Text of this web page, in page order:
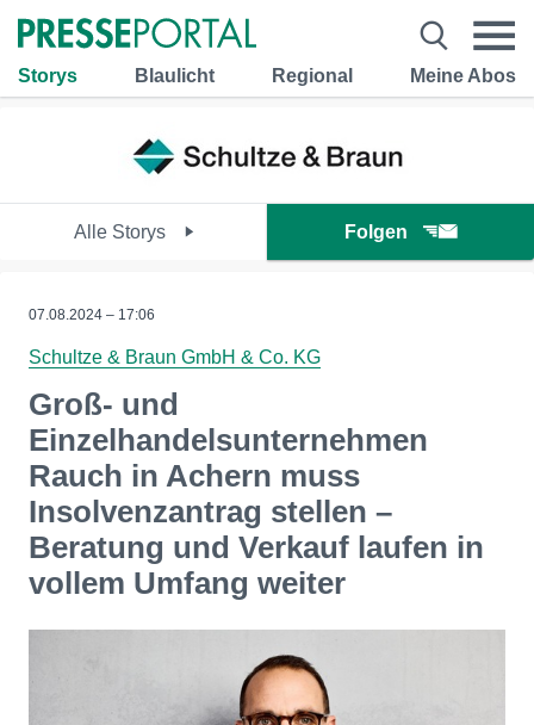
Storys Blaulicht Regional Meine Abos
Alle Storys Folgen
07.08.2024 – 17:06
Schultze & Braun GmbH & Co. KG
Groß- und
Einzelhandelsunternehmen
Rauch in Achern muss
Insolvenzantrag stellen –
Beratung und Verkauf laufen in
vollem Umfang weiter